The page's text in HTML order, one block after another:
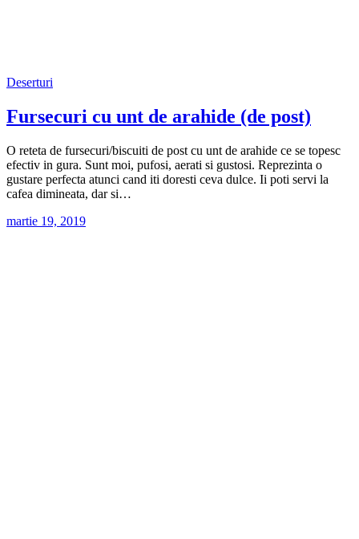
Deserturi
Fursecuri cu unt de arahide (de post)
O reteta de fursecuri/biscuiti de post cu unt de arahide ce se topesc
efectiv in gura. Sunt moi, pufosi, aerati si gustosi. Reprezinta o
gustare perfecta atunci cand iti doresti ceva dulce. Ii poti servi la
cafea dimineata, dar si…
martie 19, 2019